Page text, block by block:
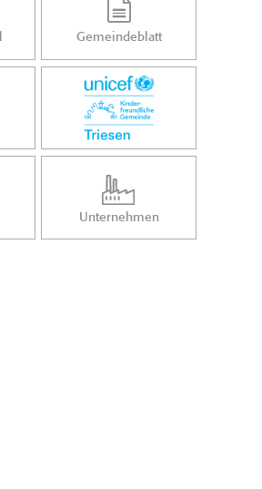
Gemeindeblatt
Unternehmen